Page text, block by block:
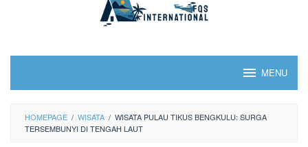
MENU
HOMEPAGE / WISATA / WISATA PULAU TIKUS BENGKULU: SURGA
TERSEMBUNYI DI TENGAH LAUT